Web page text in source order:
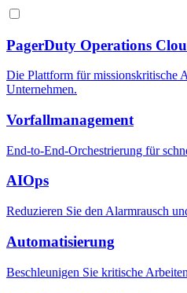
PagerDuty Operations
Die Plattform für missionskritische
Unternehmen.
Vorfallmanagement
End-to-End-Orchestrierung für
AIOps
Reduzieren Sie den Alarmrausch
Automatisierung
Beschleunigen Sie kritische